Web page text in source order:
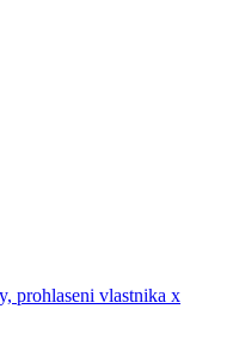
prohlaseni vlastnika x